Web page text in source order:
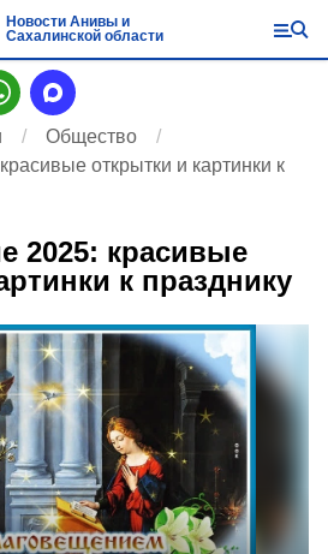
Новости Анивы и
Сахалинской области
Общество
открытки и картинки к
2025: красивые
к празднику